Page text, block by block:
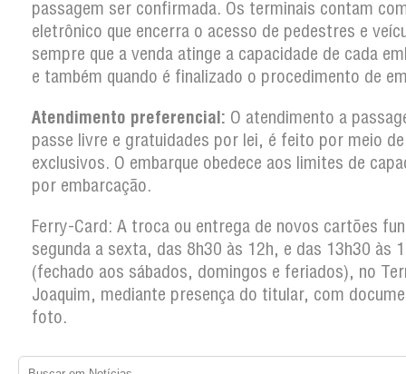
passagem ser confirmada. Os terminais contam
eletrônico que encerra o acesso de pedestres e
sempre que a venda atinge a capacidade de cada
e também quando é finalizado o procedimento de
Atendimento preferencial: O atendimento a
passe livre e gratuidades por lei, é feito por meio
exclusivos. O embarque obedece aos limites de
por embarcação.
Ferry-Card: A troca ou entrega de novos cartões
segunda a sexta, das 8h30 às 12h, e das 13h30 às
(fechado aos sábados, domingos e feriados), no
Joaquim, mediante presença do titular, com
foto.